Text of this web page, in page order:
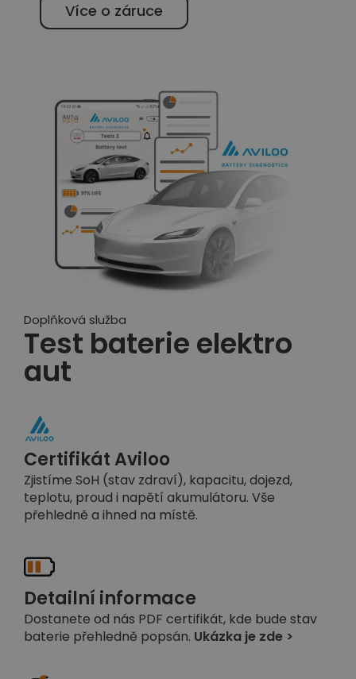
Více o záruce
Doplňková služba
Test baterie elektro
aut
Certifikát Aviloo
Zjistíme SoH (stav zdraví), kapacitu, dojezd,
teplotu, proud i napětí akumulátoru. Vše
přehledně a ihned na místě.
Detailní informace
Dostanete od nás PDF certifikát, kde bude stav
baterie přehledně popsán. Ukázka je zde >